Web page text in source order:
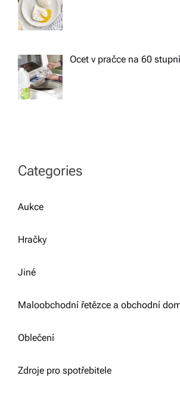
Ocet v pračce na 60
Categories
Aukce
Hračky
Jiné
Maloobchodní řetězce a obchodní
Oblečení
Zdroje pro spotřebitele